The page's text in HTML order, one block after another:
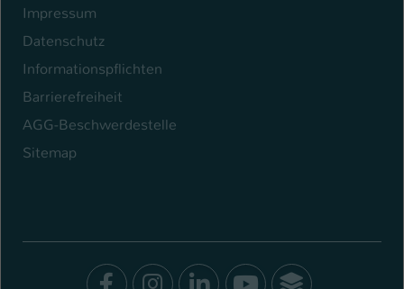
Impressum
Datenschutz
Informationspflichten
Barrierefreiheit
AGG-Beschwerdestelle
Sitemap